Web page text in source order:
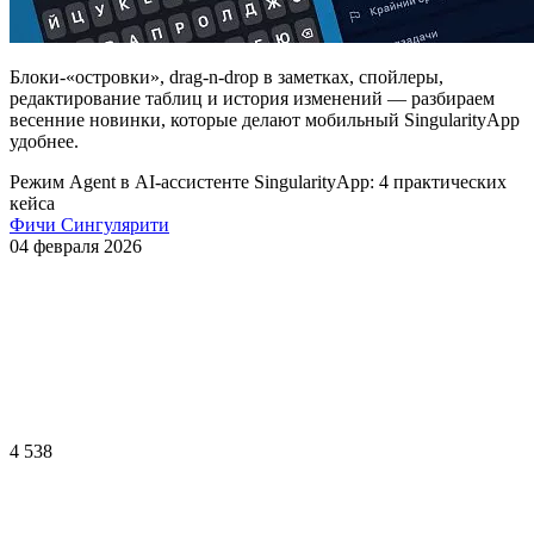
Блоки-«островки», drag-n-drop в заметках, спойлеры,
редактирование таблиц и история изменений — разбираем
весенние новинки, которые делают мобильный SingularityApp
удобнее.
Режим Agent в AI-ассистенте SingularityApp: 4 практических
кейса
Фичи Сингулярити
04 февраля 2026
4 538